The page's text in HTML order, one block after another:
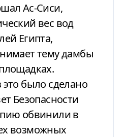
Ас-Сиси,
вес вод
Египта,
тему дамбы
было сделано
Безопасности
обвинили в
возможных